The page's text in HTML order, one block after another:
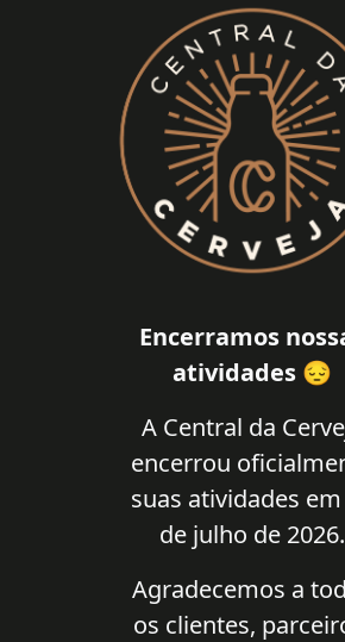
Encerramos
atividades 😔
A Central da
encerrou
suas atividades em
de julho de 2026.
Agradecemos a
os clientes,